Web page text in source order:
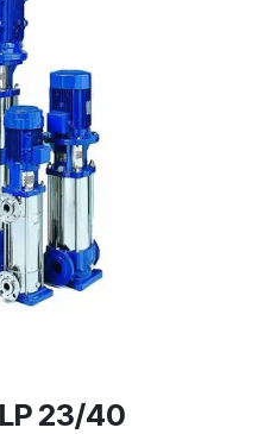
23/40